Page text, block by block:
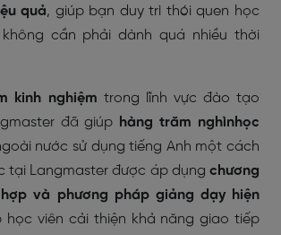
quả, giúp bạn duy trì thói quen học
cần phải dành quá nhiều thời
kinh nghiệm trong lĩnh vực đào tạo
đã giúp hàng trăm nghìnhọc
nước sử dụng tiếng Anh một cách
tại Langmaster được áp dụng chương
và phương pháp giảng dạy hiện
học viên cải thiện khả năng giao tiếp